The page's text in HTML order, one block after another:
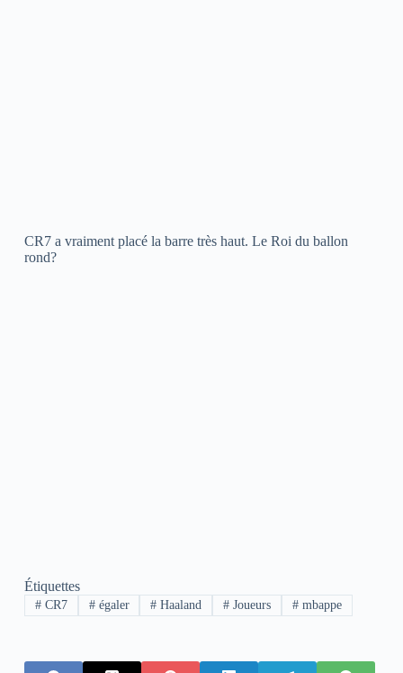
CR7 a vraiment placé la barre très haut. Le Roi du ballon
rond?
Étiquettes
#CR7 #égaler # Haaland # Joueurs #mbappe